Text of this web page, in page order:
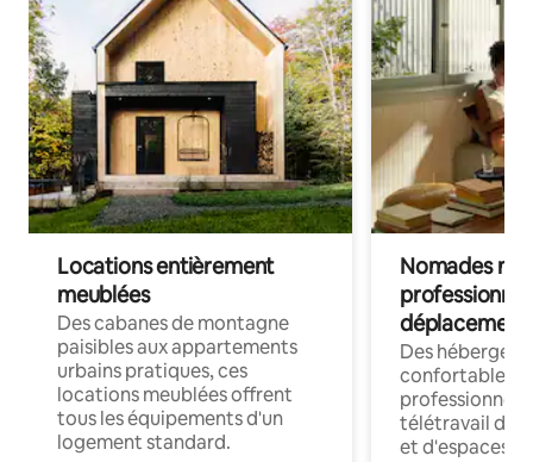
Locations entièrement
meublées
Des cabanes de montagne
paisibles aux appartements
urbains pratiques, ces
locations meublées offrent
tous les équipements d'un
logement standard.
Nomades
déplacement
Des
confortables
professionnels
télétravail
et d'espaces